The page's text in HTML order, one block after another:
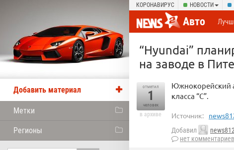
КОРОНАВИРУС НОВОСТИ
Авто
“Hyundai”
на заводе в
отметил
1
человек
в архиве
Южнокорейский
класса “С”.
Источник:
Добавил
нет комментариев
Добавить материал
Метки
Регионы